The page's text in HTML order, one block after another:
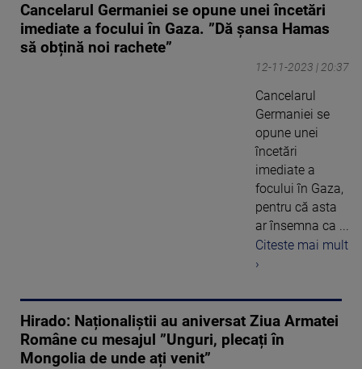
Cancelarul Germaniei se opune unei încetări
imediate a focului în Gaza. ”Dă șansa Hamas
să obțină noi rachete”
12-11-2023 | 20:37
Cancelarul
Germaniei se
opune unei
încetări
imediate a
focului în Gaza,
pentru că asta
ar însemna ca ...
Citeste mai mult
›
Hirado: Naționaliștii au aniversat Ziua Armatei
Române cu mesajul ”Unguri, plecați în
Mongolia de unde ați venit”